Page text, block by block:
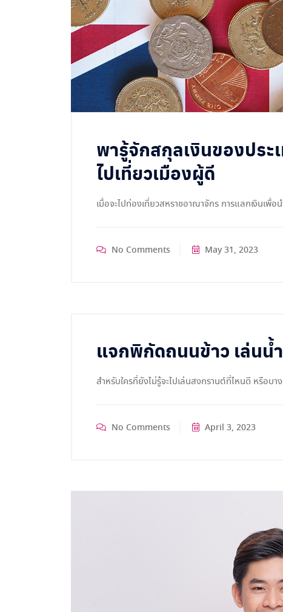
พารู้จักสกุลเงินของประ
ไปเที่ยวเมืองผู้ดี
เมื่อจะไปท่องเที่ยวสหราชอาณาจักร การแลกเงินเพื่อ
No Comments May 31, 2023
แจกพิกัดถนนข้าว เล่นน้
สำหรับใครที่ยังไม่รู้จะไปเล่นสงกรานต์ที่ไหนดี หรือบ
No Comments April 3, 2023